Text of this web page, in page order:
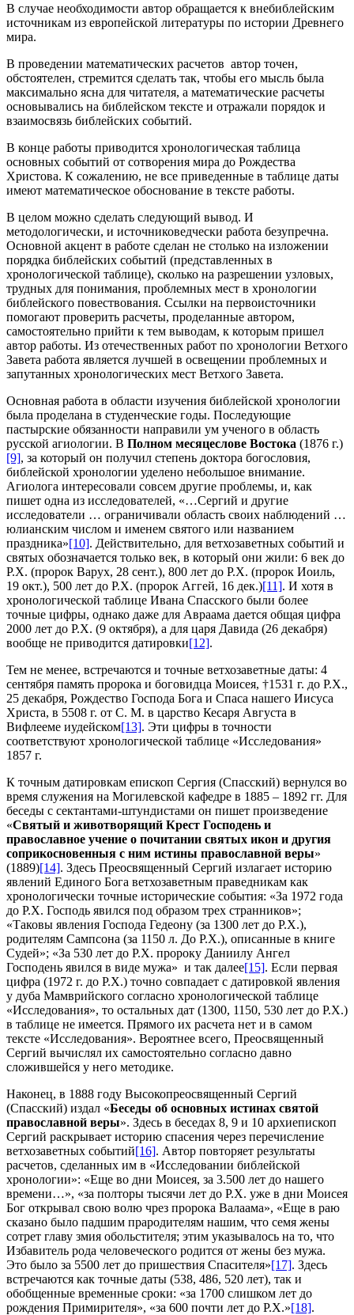
В случае необходимости автор обращается к внебиблейским
источникам из европейской литературы по истории Древнего
мира.
В проведении математических расчетов автор точен,
обстоятелен, стремится сделать так, чтобы его мысль была
максимально ясна для читателя, а математические расчеты
основывались на библейском тексте и отражали порядок и
взаимосвязь библейских событий.
В конце работы приводится хронологическая таблица
основных событий от сотворения мира до Рождества
Христова. К сожалению, не все приведенные в таблице даты
имеют математическое обоснование в тексте работы.
В целом можно сделать следующий вывод. И
методологически, и источниковедчески работа безупречна.
Основной акцент в работе сделан не столько на изложении
порядка библейских событий (представленных в
хронологической таблице), сколько на разрешении узловых,
трудных для понимания, проблемных мест в хронологии
библейского повествования. Ссылки на первоисточники
помогают проверить расчеты, проделанные автором,
самостоятельно прийти к тем выводам, к которым пришел
автор работы. Из отечественных работ по хронологии Ветхого
Завета работа является лучшей в освещении проблемных и
запутанных хронологических мест Ветхого Завета.
Основная работа в области изучения библейской хронологии
была проделана в студенческие годы. Последующие
пастырские обязанности направили ум ученого в область
русской агиологии. В Полном месяцеслове Востока (1876 г.)
[9], за который он получил степень доктора богословия,
библейской хронологии уделено небольшое внимание.
Агиолога интересовали совсем другие проблемы, и, как
пишет одна из исследователей, «…Сергий и другие
исследователи … ограничивали область своих наблюдений …
юлианским числом и именем святого или названием
праздника»[10]. Действительно, для ветхозаветных событий и
святых обозначается только век, в который они жили: 6 век до
Р.Х. (пророк Варух, 28 сент.), 800 лет до Р.Х. (пророк Иоиль,
19 окт.), 500 лет до Р.Х. (пророк Аггей, 16 дек.)[11]. И хотя в
хронологической таблице Ивана Спасского были более
точные цифры, однако даже для Авраама дается общая цифра
2000 лет до Р.Х. (9 октября), а для царя Давида (26 декабря)
вообще не приводится датировки[12].
Тем не менее, встречаются и точные ветхозаветные даты: 4
сентября память пророка и боговидца Моисея, †1531 г. до Р.X.,
25 декабря, Рождество Господа Бога и Спаса нашего Иисуса
Христа, в 5508 г. от С. М. в царство Кесаря Августа в
Вифлееме иудейском[13]. Эти цифры в точности
соответствуют хронологической таблице «Исследования»
1857 г.
К точным датировкам епископ Сергия (Спасский) вернулся во
время служения на Могилевской кафедре в 1885 – 1892 гг. Для
беседы с сектантами-штундистами он пишет произведение
«Святый и животворящий Крест Господень и
православное учение о почитании святых икон и другия
соприкосновенныя с ним истины православной веры»
(1889)[14]. Здесь Преосвященный Сергий излагает историю
явлений Единого Бога ветхозаветным праведникам как
хронологически точные исторические события: «За 1972 года
до Р.Х. Господь явился под образом трех странников»;
«Таковы явления Господа Гедеону (за 1300 лет до Р.Х.),
родителям Сампсона (за 1150 л. До Р.Х.), описанные в книге
Судей»; «За 530 лет до Р.Х. пророку Даниилу Ангел
Господень явился в виде мужа» и так далее[15]. Если первая
цифра (1972 г. до Р.Х.) точно совпадает с датировкой явления
у дуба Мамврийского согласно хронологической таблице
«Исследования», то остальных дат (1300, 1150, 530 лет до Р.Х.)
в таблице не имеется. Прямого их расчета нет и в самом
тексте «Исследования». Вероятнее всего, Преосвященный
Сергий вычислял их самостоятельно согласно давно
сложившейся у него методике.
Наконец, в 1888 году Высокопреосвященный Сергий
(Спасский) издал «Беседы об основных истинах святой
православной веры». Здесь в беседах 8, 9 и 10 архиепископ
Сергий раскрывает историю спасения через перечисление
ветхозаветных событий[16]. Автор повторяет результаты
расчетов, сделанных им в «Исследовании библейской
хронологии»: «Еще во дни Моисея, за 3.500 лет до нашего
времени…», «за полторы тысячи лет до P.X. уже в дни Моисея
Бог открывал свою волю чрез пророка Валаама», «Еще в раю
сказано было падшим прародителям нашим, что семя жены
сотрет главу змия обольстителя; этим указывалось на то, что
Избавитель рода человеческого родится от жены без мужа.
Это было за 5500 лет до пришествия Спасителя»[17]. Здесь
встречаются как точные даты (538, 486, 520 лет), так и
обобщенные временные сроки: «за 1700 слишком лет до
рождения Примирителя», «за 600 почти лет до Р.Х.»[18].